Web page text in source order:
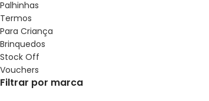
Palhinhas
Termos
Para Criança
Brinquedos
Stock Off
Vouchers
Filtrar por marca